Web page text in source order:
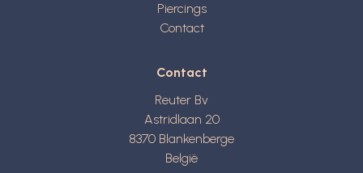
Piercings
Contact
Contact
Reuter Bv
Astridlaan 20
8370 Blankenberge
België